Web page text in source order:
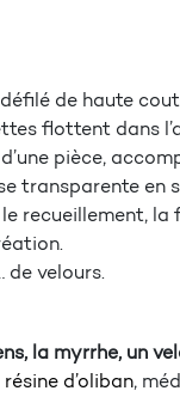
de haute
flottent dans
pièce,
transparente en
recueillement,
de velours.
la myrrhe, un
résine d’oliban,